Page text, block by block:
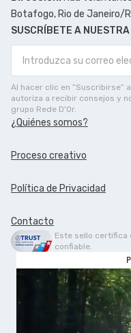
Botafogo, Rio de Janeiro/
SUSCRÍBETE A
Al hacer clic en ”Suscribirse”
autoriza a recibir consejos y
grupo Rede D'Or.
¿Quiénes somos?
Proceso creativo
Política de Privacidad
Contacto
Este sello certifica
confiable.